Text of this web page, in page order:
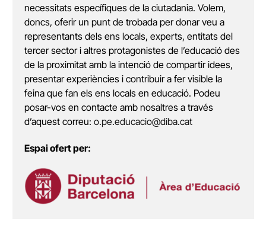
necessitats específiques de la ciutadania. Volem,
doncs, oferir un punt de trobada per donar veu a
representants dels ens locals, experts, entitats del
tercer sector i altres protagonistes de l’educació des
de la proximitat amb la intenció de compartir idees,
presentar experiències i contribuir a fer visible la
feina que fan els ens locals en educació. Podeu
posar-vos en contacte amb nosaltres a través
d’aquest correu: o.pe.educacio@diba.cat
Espai ofert per: